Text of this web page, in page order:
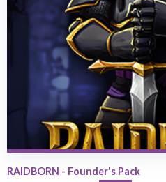
RAIDBORN - Founder's Pack